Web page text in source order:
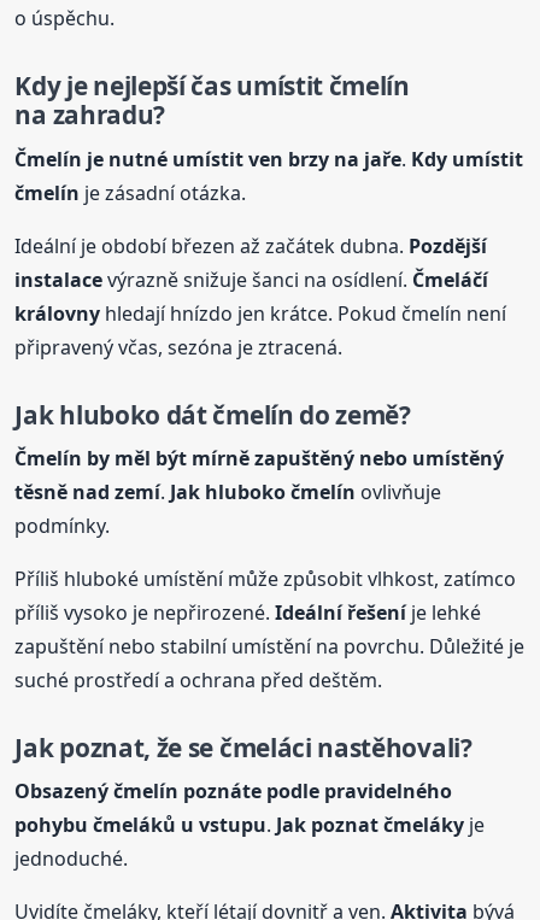
o úspěchu.
Kdy je nejlepší čas umístit čmelín
na zahradu?
Čmelín je nutné umístit ven brzy na jaře. Kdy umístit
čmelín je zásadní otázka.
Ideální je období březen až začátek dubna. Pozdější
instalacevýrazně snižuje šanci na osídlení. Čmeláčí
královny hledají hnízdo jen krátce. Pokud čmelín není
připravený včas, sezóna je ztracená.
Jak hluboko dát čmelín do země?
Čmelín by měl být mírně zapuštěný nebo umístěný
těsně nad zemí. Jak hluboko čmelín ovlivňuje
podmínky.
Příliš hluboké umístění může způsobit vlhkost, zatímco
příliš vysoko je nepřirozené.Ideální řešeníje lehké
zapuštění nebo stabilní umístění na povrchu. Důležité je
suché prostředí a ochrana před deštěm.
Jak poznat, že se čmeláci nastěhovali?
Obsazený čmelín poznáte podle pravidelného
pohybu čmeláků u vstupu.Jak poznat čmeláky je
jednoduché.
Uvidíte čmeláky, kteří létají dovnitř a ven.Aktivita bývá